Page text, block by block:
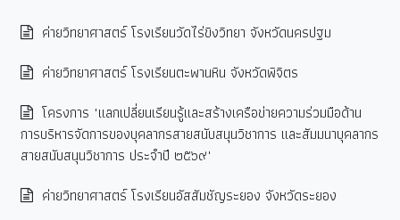
ค่ายวิทยาศาสตร์ โรงเรียนวัดไร่ขิงวิทยา จังหวัดนครปฐม
ค่ายวิทยาศาสตร์ โรงเรียนตะพานหิน จังหวัดพิจิตร
โครงการ "แลกเปลี่ยนเรียนรู้และสร้างเครือข่ายความร่วมมือด้าน
การบริหารจัดการของบุคลากรสายสนับสนุนวิชาการ และสัมมนาบุคลากร
สายสนับสนุนวิชาการ ประจำปี ๒๕๖๙"
ค่ายวิทยาศาสตร์ โรงเรียนอัสสัมชัญระยอง จังหวัดระยอง